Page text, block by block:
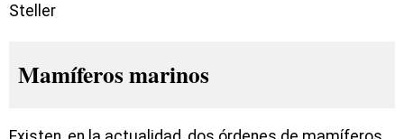
Mamíferos marinos